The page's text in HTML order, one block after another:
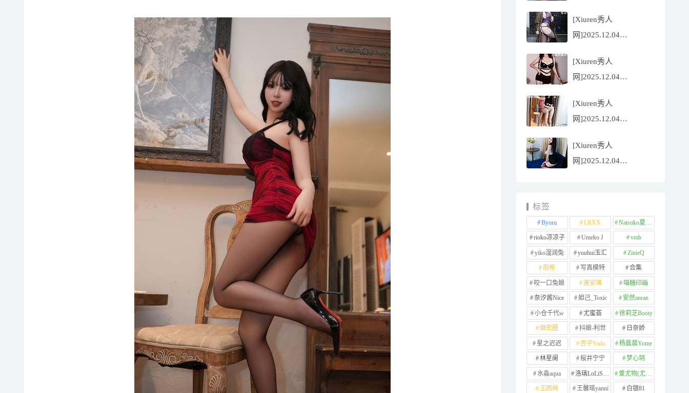
[71P/960.78MB]
[Xiuren秀人
网]2025.12.04
[71P/960.78MB]
[Xiuren秀人
网]2025.12.04
[86P/762.32MB]
[Xiuren秀人
网]2025.12.04
Well11[67P/745.99MB]
[Xiuren秀人
网]2025.12.04
标签
Byoru LRXX Natsuko夏夏子
rioko凉凉子 Umeko J vmb
yiko湿润兔 yuuhui玉汇 ZinieQ
丽柜 写真模特 合集
咬一口兔娘 唐安琪 喵糖印画
奈汐酱Nice 妲己_Toxic 安然anran
小仓千代w 尤蜜荟 徐莉芝Booty
微密圈 抖娘-利世 日奈娇
星之迟迟 杏子Yada 杨晨晨Yome
林星阑 桜井宁宁 梦心玥
水淼aqua 洛璃LoLiSAMA 爱尤物(尤果网)
王雨纯 王馨瑶yanni 白银81